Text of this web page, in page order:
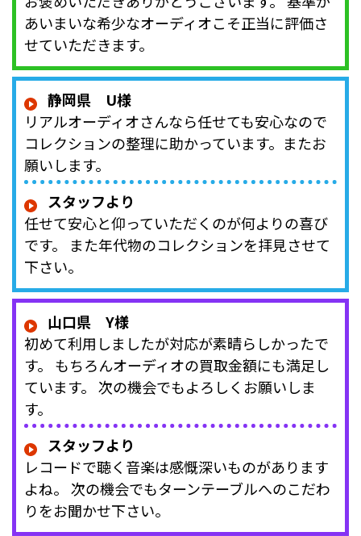
あいまいな希少なオーディオこそ正当に評価さ
せていただきます。
静岡県 U様
リアルオーディオさんなら任せても安心なので
コレクションの整理に助かっています。またお
願いします。
スタッフより
任せて安心と仰っていただくのが何よりの喜び
です。 また年代物のコレクションを拝見させて
下さい。
山口県 Y様
初めて利用しましたが対応が素晴らしかったで
す。 もちろんオーディオの買取金額にも満足し
ています。 次の機会でもよろしくお願いしま
す。
スタッフより
レコードで聴く音楽は感慨深いものがあります
よね。 次の機会でもターンテーブルへのこだわ
りをお聞かせ下さい。